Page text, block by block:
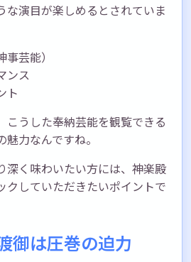
な演目が楽しめるとされていま
芸能）
ンス
ト
こうした奉納芸能を観覧できる
力なんですね。
深く味わいたい方には、神楽殿
クしていただきたいポイントで
御は圧巻の迫力